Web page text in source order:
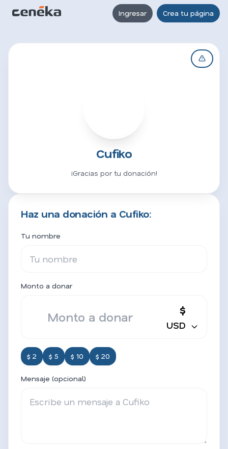
Ingresar Crea tu página
Cufiko
¡Gracias por tu donación!
Haz una donación a Cufiko:
Tu nombre
Monto a donar
$
USD
$ 2 $ 5 $ 10 $ 20
Mensaje (opcional)